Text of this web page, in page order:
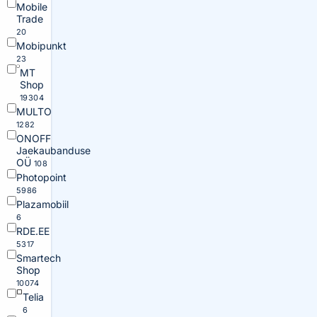
Mobile
Trade
20
Mobipunkt
23
MT
Shop
19304
MULTO
1282
ONOFF
Jaekaubanduse
OÜ 108
Photopoint
5986
Plazamobiil
6
RDE.EE
5317
Smartech
Shop
10074
Telia
6